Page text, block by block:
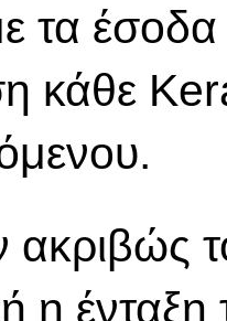
τα
κάθε
ακριβώς
η